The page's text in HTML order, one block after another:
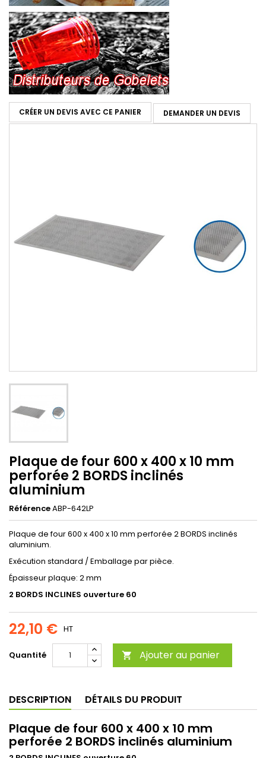
CRÉER UN DEVIS AVEC CE PANIER DEMANDER UN DEVIS
Plaque de four 600 x 400 x 10 mm
perforée 2 BORDS inclinés
aluminium
RéférenceABP-642LP
Plaque de four 600 x 400 x 10 mm perforée 2 BORDS inclinés
aluminium.
Exécution standard / Emballage par pièce.
Épaisseur plaque: 2 mm
2 BORDS INCLINES ouverture 60
22,10 € HT
Quantité  Ajouter au panier
DESCRIPTION DÉTAILS DU PRODUIT
Plaque de four 600 x 400 x 10 mm
perforée 2 BORDS inclinés aluminium